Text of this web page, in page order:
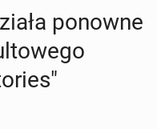
ponowne